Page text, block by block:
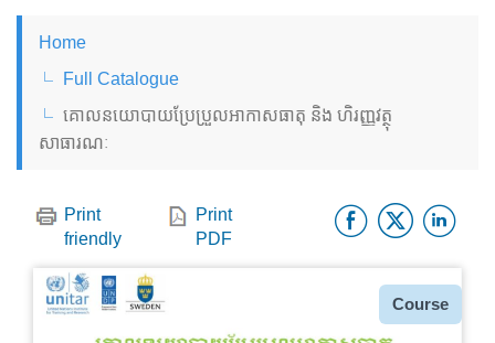
CHINESE, SIMPLIFIED
Home
Full Catalogue
គោលនយោបាយប្រែប្រួលអាកាសធាតុ និង ហិរញ្ញវត្ថុ
សាធារណៈ
Print
friendly
Print
PDF
Type
Course